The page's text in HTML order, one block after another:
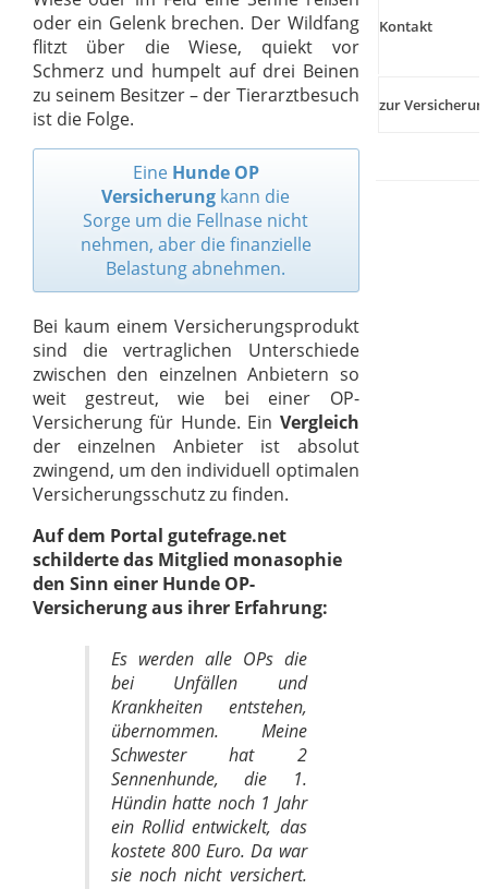
oder ein Gelenk brechen. Der Wildfang
flitzt über die Wiese, quiekt vor
Schmerz und humpelt auf drei Beinen
zu seinem Besitzer – der Tierarztbesuch
ist die Folge.
Eine Hunde OP
Versicherung kann die
Sorge um die Fellnase nicht
nehmen, aber die finanzielle
Belastung abnehmen.
Bei kaum einem Versicherungsprodukt
sind die vertraglichen Unterschiede
zwischen den einzelnen Anbietern so
weit gestreut, wie bei einer OP-
Versicherung für Hunde. Ein Vergleich
der einzelnen Anbieter ist absolut
zwingend, um den individuell optimalen
Versicherungsschutz zu finden.
Auf dem Portal gutefrage.net
schilderte das Mitglied monasophie
den Sinn einer Hunde OP-
Versicherung aus ihrer Erfahrung:
Es werden alle OPs die
bei Unfällen und
Krankheiten entstehen,
übernommen. Meine
Schwester hat 2
Sennenhunde, die 1.
Hündin hatte noch 1 Jahr
ein Rollid entwickelt, das
kostete 800 Euro. Da war
sie noch nicht versichert.
Kontakt
zur